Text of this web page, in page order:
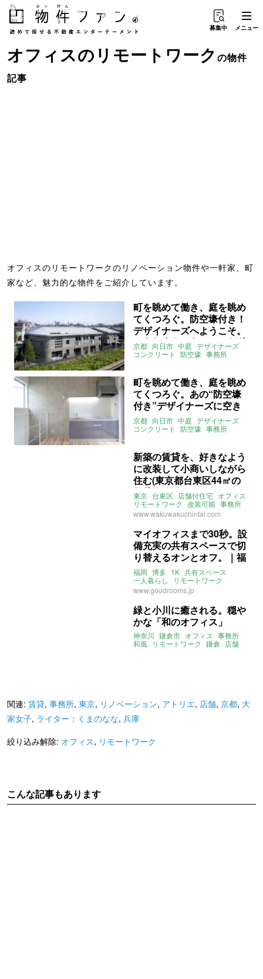
募集中 メニュー
オフィスのリモートワーク の物件
記事
オフィスのリモートワークのリノベーション物件や一軒家、町
家など、魅力的な物件をご紹介しています。
町を眺めて働き、庭を眺め
てくつろぐ。防空壕付き！
デザイナーズへようこそ。
（京都府向日市40㎡の賃貸
物件）
京都 向日市 中庭 デザイナーズ
コンクリート
防空壕 事務所
町を眺めて働き、庭を眺め
てくつろぐ。あの“防空壕
付き”デザイナーズに空き
がでました（京都府向日市
40㎡の賃貸物件）
京都 向日市 中庭 デザイナーズ
コンクリート
防空壕 事務所
新築の賃貸を、好きなよう
に改装して小商いしながら
住む(東京都台東区44㎡の
賃貸物件)
東京 台東区 店舗付住宅 オフィス
リモートワーク 改装可能 事務所
店舗 職住一体 賃貸
www.wakuwakuchintai.com
マイオフィスまで30秒。設
備充実の共有スペースで切
り替えるオンとオフ。｜福
岡市博多区 賃貸 30㎡
福岡 博多 1K 共有スペース
一人暮らし
リモートワーク
在宅勤務 勉強 オフィス
www.goodrooms.jp
緑と小川に癒される。穏や
かな「和のオフィス」
神奈川 鎌倉市 オフィス 事務所
和風 リモートワーク 鎌倉 店舗
関連: 賃貸, 事務所, 東京, リノベーション, アトリエ, 店舗, 京都, 大
家女子, ライター：くまのなな, 兵庫
絞り込み解除: オフィス, リモートワーク
こんな記事もあります